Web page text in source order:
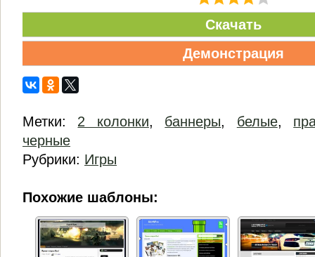
Скачать
Демонстрация
Метки: 2 колонки, баннеры, белые,
черные
Рубрики: Игры
Похожие шаблоны: